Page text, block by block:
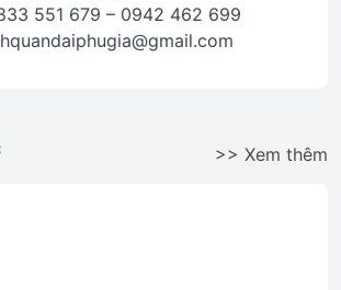
551 679 – 0942 462 699
>> Xem thêm